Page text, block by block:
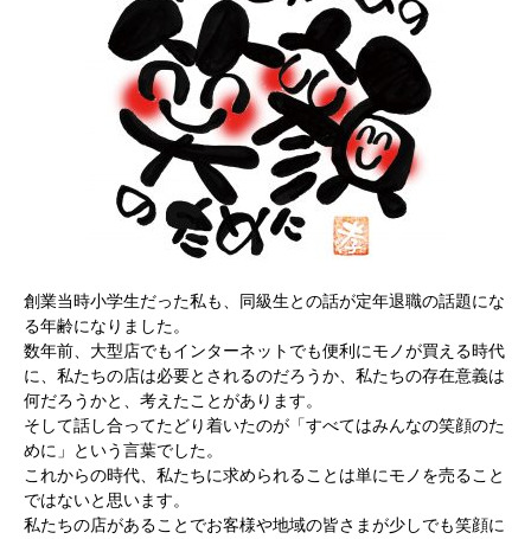
創業当時小学生だった私も、同級生との話が定年退職の話題にな
る年齢になりました。
数年前、大型店でもインターネットでも便利にモノが買える時代
に、私たちの店は必要とされるのだろうか、私たちの存在意義は
何だろうかと、考えたことがあります。
そして話し合ってたどり着いたのが「すべてはみんなの笑顔のた
めに」という言葉でした。
これからの時代、私たちに求められることは単にモノを売ること
ではないと思います。
私たちの店があることでお客様や地域の皆さまが少しでも笑顔に